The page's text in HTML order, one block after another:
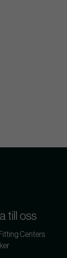
till oss
Centers